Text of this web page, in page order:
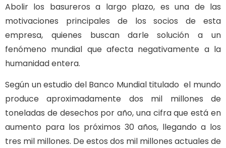
Abolir los basureros a largo plazo, es una de las
motivaciones principales de los socios de esta
empresa, quienes buscan darle solución a un
fenómeno mundial que afecta negativamente a la
humanidad entera.
Según un estudio del Banco Mundial titulado el mundo
produce aproximadamente dos mil millones de
toneladas de desechos por año, una cifra que está en
aumento para los próximos 30 años, llegando a los
tres mil millones. De estos dos mil millones actuales de